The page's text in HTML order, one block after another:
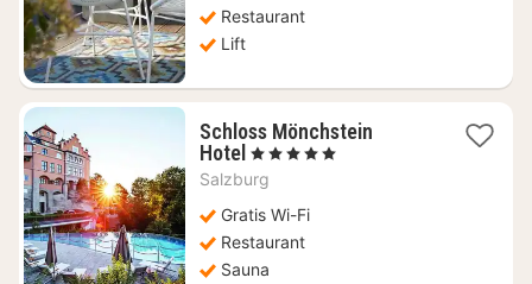
Restaurant
Lift
Schloss Mönchstein
Hotel 1
nacht
vanaf
€
995,36
, 5 Sterren
Salzburg
Gratis Wi-Fi
Restaurant
Sauna